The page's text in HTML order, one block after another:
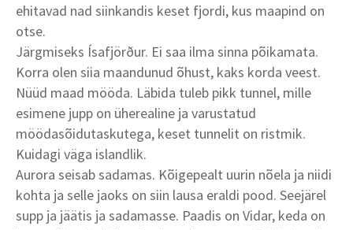
ehitavad nad siinkandis keset fjordi, kus maapind on
otse.
Järgmiseks Ísafjörður. Ei saa ilma sinna põikamata.
Korra olen siia maandunud õhust, kaks korda veest.
Nüüd maad mööda. Läbida tuleb pikk tunnel, mille
esimene jupp on üherealine ja varustatud
möödasõidutaskutega, keset tunnelit on ristmik.
Kuidagi väga islandlik.
Aurora seisab sadamas. Kõigepealt uurin nõela ja niidi
kohta ja selle jaoks on siin lausa eraldi pood. Seejärel
supp ja jäätis ja sadamasse. Paadis on Vidar, keda on